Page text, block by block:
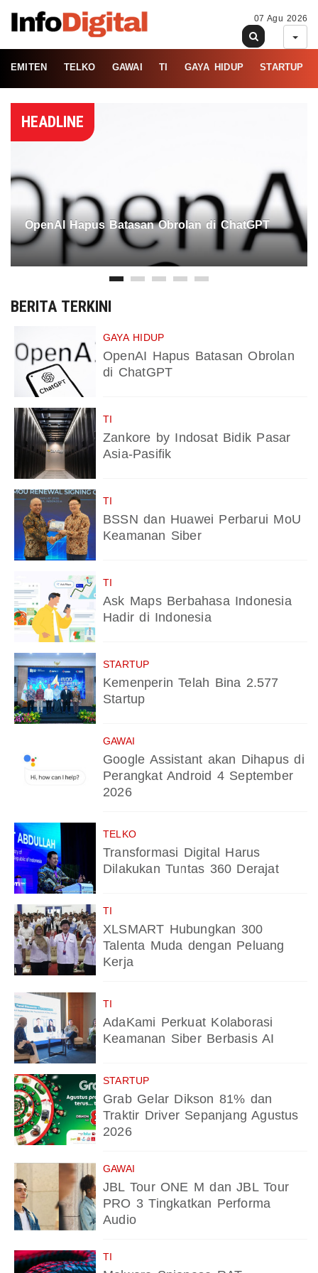
07 Agu 2026
EMITEN TELKO GAWAI TI GAYA HIDUP STARTUP
HEADLINE
OpenAI Hapus Batasan Obrolan di ChatGPT
BERITA TERKINI
GAYA HIDUP
OpenAI Hapus Batasan Obrolan
di ChatGPT
TI
Zankore by Indosat Bidik Pasar
Asia-Pasifik
TI
BSSN dan Huawei Perbarui MoU
Keamanan Siber
TI
Ask Maps Berbahasa Indonesia
Hadir di Indonesia
STARTUP
Kemenperin Telah Bina 2.577
Startup
GAWAI
Google Assistant akan Dihapus di
Perangkat Android 4 September
2026
TELKO
Transformasi Digital Harus
Dilakukan Tuntas 360 Derajat
TI
XLSMART Hubungkan 300
Talenta Muda dengan Peluang
Kerja
TI
AdaKami Perkuat Kolaborasi
Keamanan Siber Berbasis AI
STARTUP
Grab Gelar Dikson 81% dan
Traktir Driver Sepanjang Agustus
2026
GAWAI
JBL Tour ONE M dan JBL Tour
PRO 3 Tingkatkan Performa
Audio
TI